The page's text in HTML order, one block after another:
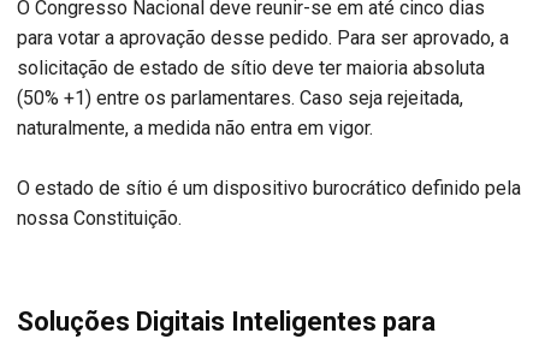
O Congresso Nacional deve reunir-se em até cinco dias
para votar a aprovação desse pedido. Para ser aprovado, a
solicitação de estado de sítio deve ter maioria absoluta
(50% +1) entre os parlamentares. Caso seja rejeitada,
naturalmente, a medida não entra em vigor.
O estado de sítio é um dispositivo burocrático definido pela
nossa Constituição.
Soluções Digitais Inteligentes para